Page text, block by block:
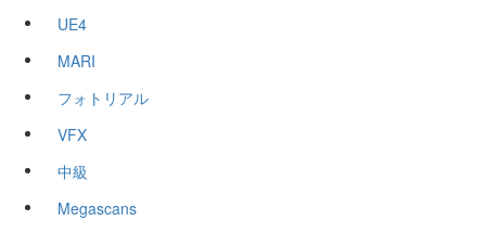
UE4
MARI
フォトリアル
VFX
中級
Megascans